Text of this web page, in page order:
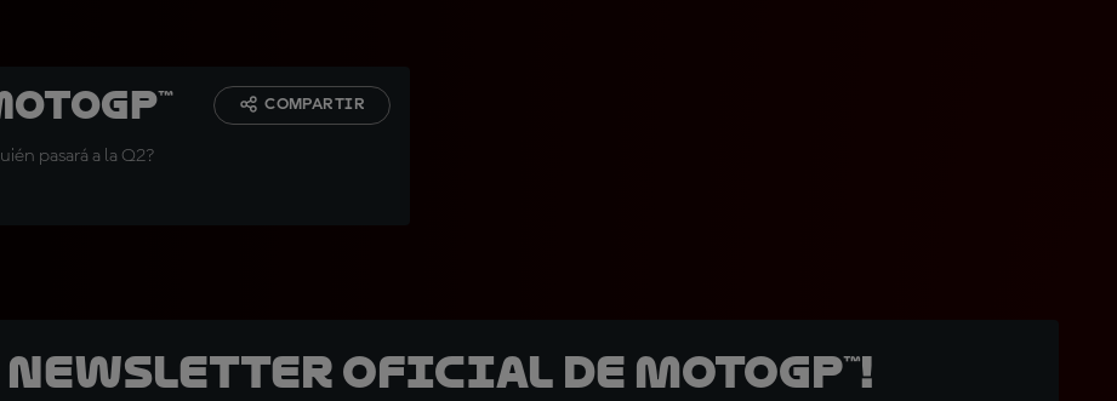
pasará a la Q2?
COMPARTIR
Newsletter oficial de MotoGP™!